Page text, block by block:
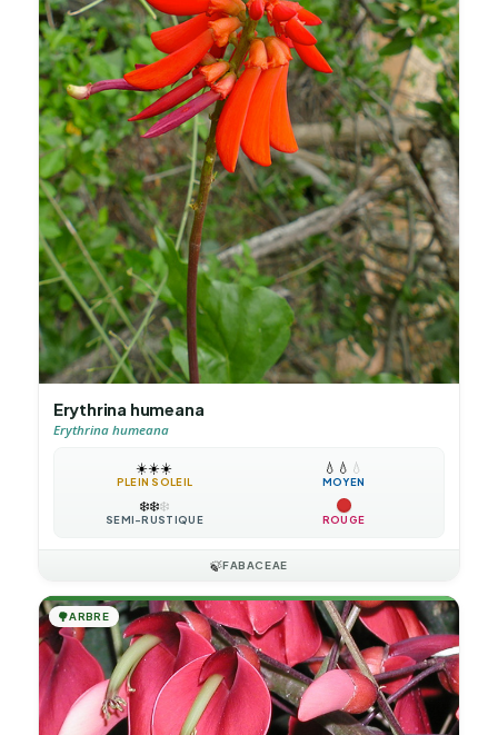
Erythrina humeana
Erythrina humeana
☀️☀️☀️
PLEIN SOLEIL
💧 💧 💧
MOYEN
❄️❄️❄️
SEMI-RUSTIQUE ROUGE
🍃FABACEAE
🌳ARBRE